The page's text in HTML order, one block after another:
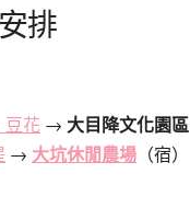
排
豆花 → 大目降文化園區
→ 大坑休閒農場 （宿）